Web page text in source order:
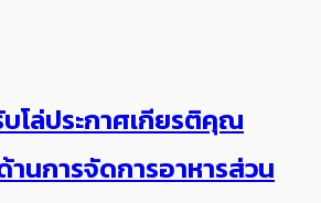
โล่ประกาศเกียรติคุณ
นการจัดการอาหารส่วน